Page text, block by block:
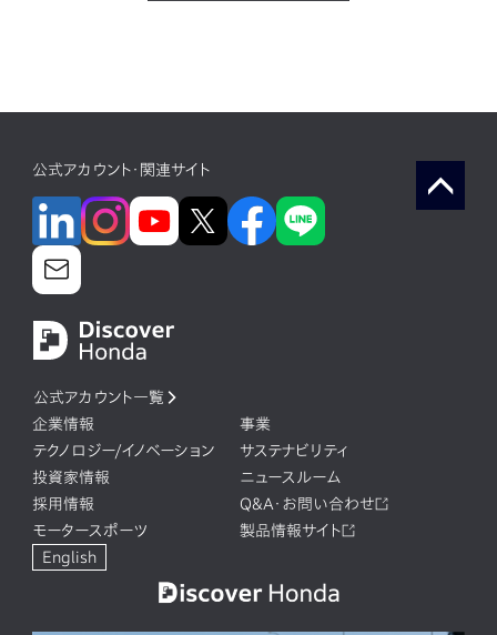
公式アカウント・関連サイト
公式アカウント一覧
企業情報
事業
テクノロジー/イノベーション
サステナビリティ
投資家情報
ニュースルーム
採用情報
Q&A・お問い合わせ
モータースポーツ
製品情報サイト
English